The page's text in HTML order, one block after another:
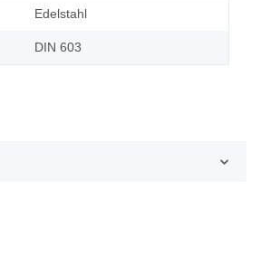
Edelstahl
DIN 603